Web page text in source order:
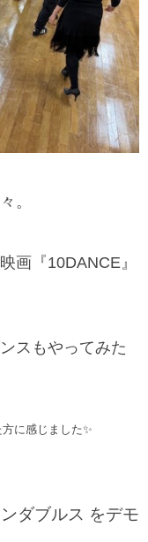
。
画『10DANCE』
スもやってみた
に感じました✨
ダブルス をデモ